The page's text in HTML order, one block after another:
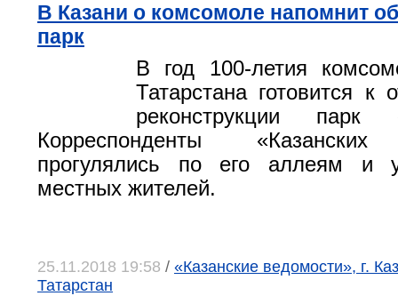
В Казани о комсомоле напомнит
парк
В год 100-летия
Татарстана готовится к
реконструкции парк
Корреспонденты «Казанских
прогулялись по его аллеям и
местных жителей.
25.11.2018 19:58 / «Казанские ведомости», г.
Татарстан